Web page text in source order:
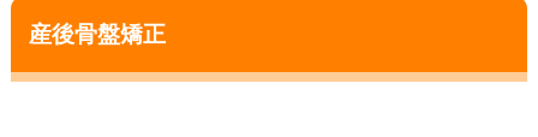
産後骨盤矯正